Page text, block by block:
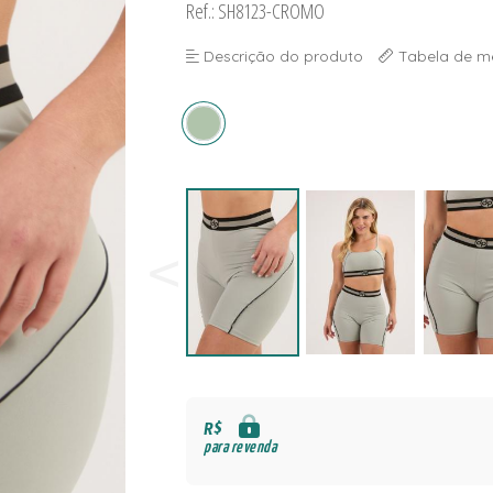
Ref.: SH8123-CROMO
Descrição do produto Tabela de
R$
para revenda